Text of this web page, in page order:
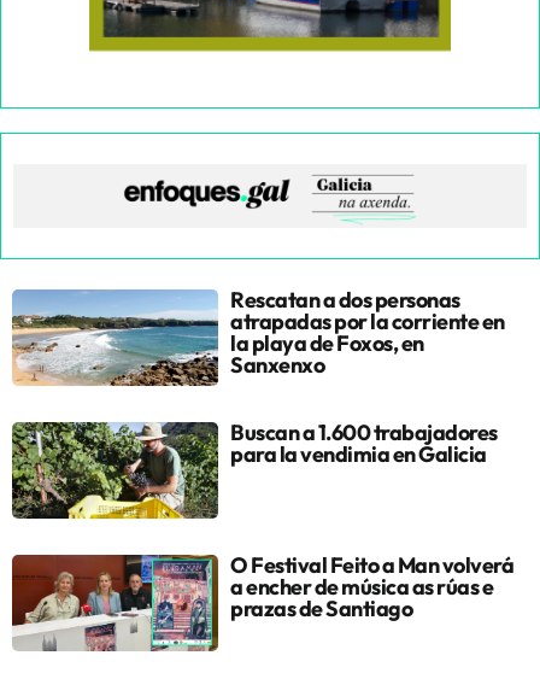
Rescatan a dos personas
atrapadas por la corriente en
la playa de Foxos, en
Sanxenxo
Buscan a 1.600 trabajadores
para la vendimia en Galicia
O Festival Feito a Man volverá
a encher de música as rúas e
prazas de Santiago